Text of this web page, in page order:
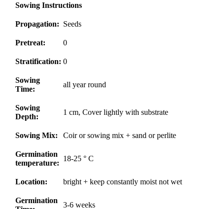
Sowing Instructions
Propagation: Seeds
Pretreat: 0
Stratification: 0
Sowing
Time:
all year round
Sowing
Depth:
1 cm, Cover lightly with substrate
Sowing Mix: Coir or sowing mix + sand or perlite
Germination
temperature:
18-25 ° C
Location: bright + keep constantly moist not wet
Germination
3-6 weeks